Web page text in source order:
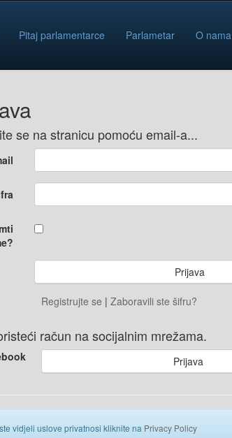
Pitaj parlamentarce Parlametar O nama
se na stranicu pomoću email-a...
Registrujte se | Zaboravili ste šifru?
račun na socijalnim mrežama.
Prijava
vidjeli uslove privatnosi kliknite na Privacy Policy